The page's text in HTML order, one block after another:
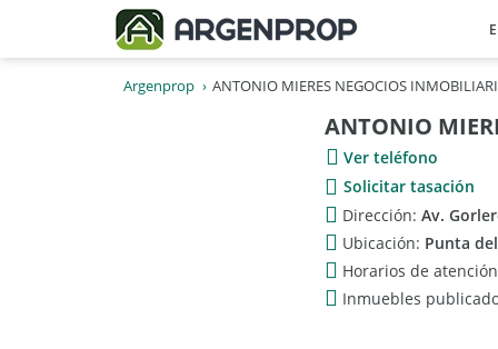
Argenprop ANTONIO MIERES NEGOCIOS
ANTONIO
Ver teléfono
Solicitar tasación
Dirección: Av.
Ubicación: Punta
Horarios de
Inmuebles